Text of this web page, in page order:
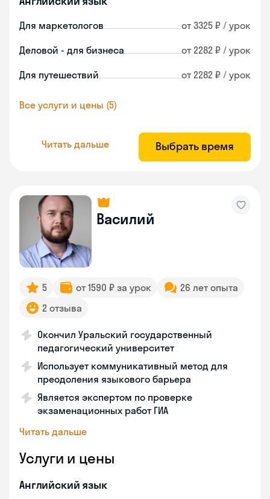
Для маркетологов от 3325 ₽ / урок
Деловой - для бизнеса от 2282 ₽ / урок
Для путешествий от 2282 ₽ / урок
Все услуги и цены (5)
Читать дальше Выбрать время
Василий
5 от 1590 ₽ за урок
26 лет опыта
2 отзыва
Окончил Уральский государственный
педагогический университет
Использует коммуникативный метод для
преодоления языкового барьера
Является экспертом по проверке
экзаменационных работ ГИА
Читать дальше
Услуги и цены
Английский язык